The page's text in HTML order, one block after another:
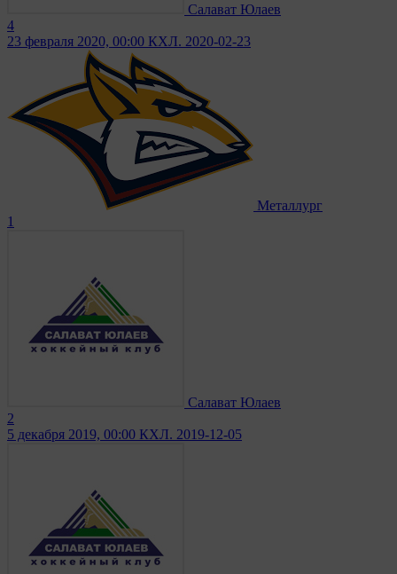
Салават Юлаев
4
23 февраля 2020, 00:00 КХЛ. 2020-02-23
Металлург
1
Салават Юлаев
2
5 декабря 2019, 00:00 КХЛ. 2019-12-05